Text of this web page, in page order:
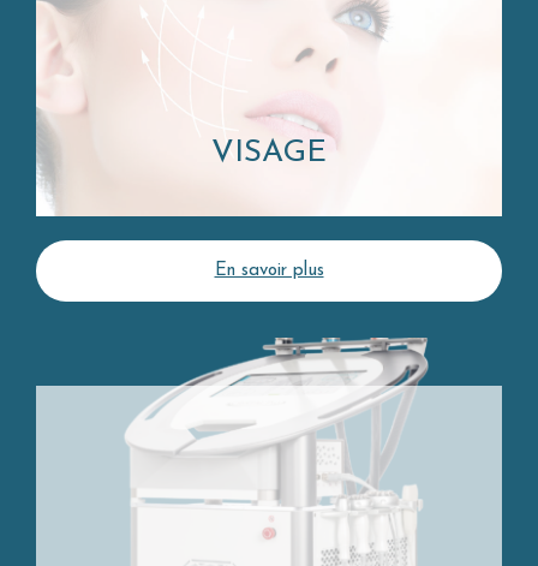
VISAGE
En savoir plus